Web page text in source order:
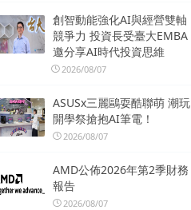
創智動能強化AI與經營雙軸
競爭力 投資長受臺大EMBA
邀分享AI時代投資思維
2026/08/07
ASUSx三麗鷗耍酷聯萌 潮玩
開學祭搶抱AI筆電！
2026/08/07
AMD公佈2026年第2季財務
報告
2026/08/07